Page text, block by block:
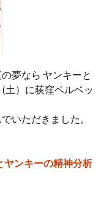
夢なら ヤンキーと
土）に荻窪ベルベッ
いただきました。
ヤンキーの精神分析